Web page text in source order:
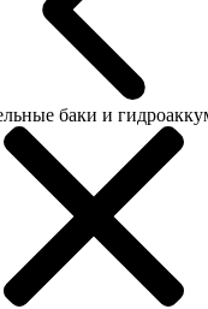
баки и